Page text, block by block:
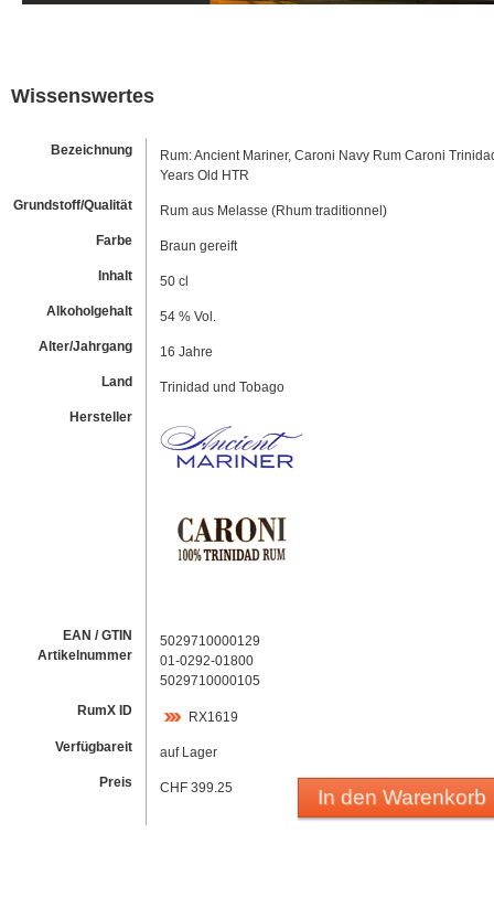
Wissenswertes
Bezeichnung
Rum: Ancient Mariner, Caroni Navy Rum Caroni
Years Old HTR
Grundstoff/Qualität
Rum aus Melasse (Rhum traditionnel)
Farbe
Braun gereift
Inhalt
50 cl
Alkoholgehalt
54 % Vol.
Alter/Jahrgang
16 Jahre
Land
Trinidad und Tobago
Hersteller
EAN / GTIN
Artikelnummer
5029710000129
01-0292-01800
5029710000105
RumX ID
RX1619
Verfügbareit
auf Lager
Preis
CHF 399.25 In den Warenkorb